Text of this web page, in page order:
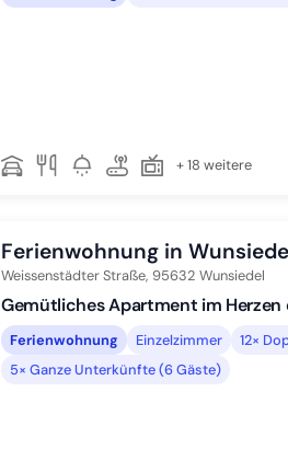
+ 18 weitere
Ferienwohnung in
Weissenstädter Straße, 95632 Wunsiedel
Gemütliches Apartment im Herzen
Ferienwohnung Einzelzimmer 12×
5× Ganze Unterkünfte (6 Gäste)